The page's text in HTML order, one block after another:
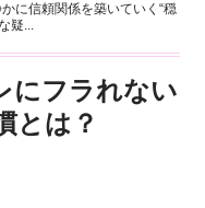
に信頼関係を築いていく“穏
疑...
にフラれない
とは？